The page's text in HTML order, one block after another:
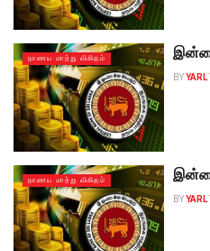
நாணய மாற்று விகிதம்
BY
நாணய மாற்று விகிதம்
BY